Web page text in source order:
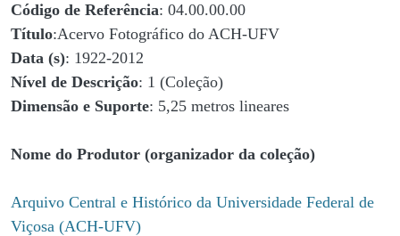
Código de Referência: 04.00.00.00
Título:Acervo Fotográfico do ACH-UFV
Data (s): 1922-2012
Nível de Descrição: 1 (Coleção)
Dimensão e Suporte: 5,25 metros lineares
Nome do Produtor (organizador da coleção)
Arquivo Central e Histórico da Universidade Federal de
Viçosa (ACH-UFV)